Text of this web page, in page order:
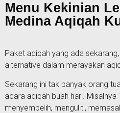
Menu Kekinian
Medina Aqiqah
Paket aqiqah yang ada
alternative dalam merayakan
Sekarang ini tak banyak orang
acara aqiqah buah hari.
menyembelih, menguliti,